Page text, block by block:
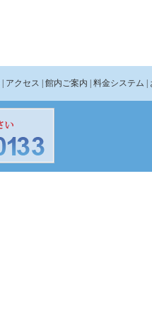
| アクセス | 館内ご案内 | 料金システム